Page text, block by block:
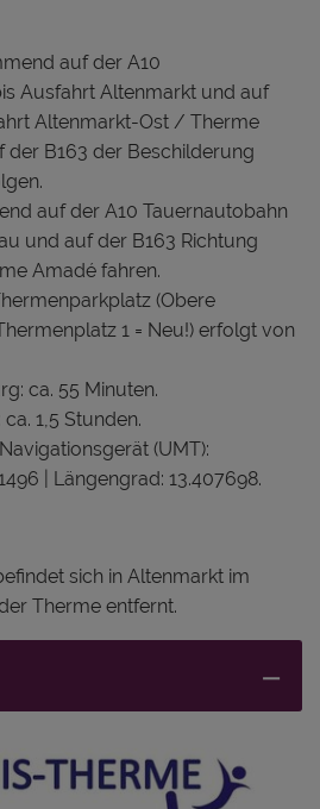
auf der A10
Ausfahrt Altenmarkt und auf
Altenmarkt-Ost / Therme
der B163 der Beschilderung
auf der A10 Tauernautobahn
und auf der B163 Richtung
Amadé fahren.
(Obere
1 = Neu!) erfolgt von
ca. 55 Minuten.
1,5 Stunden.
(UMT):
| Längengrad: 13.407698.
sich in Altenmarkt im
Therme entfernt.